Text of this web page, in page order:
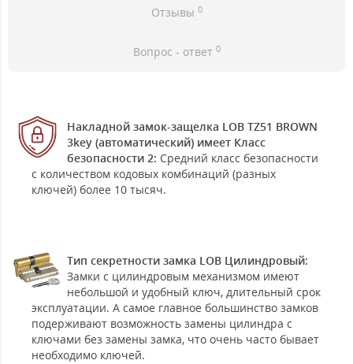
Отзывы 0
Вопрос - ответ 0
Накладной замок-защелка LOB TZ51 BROWN
3key (автоматический) имеет Класс
безопасности 2: Средний класс безопасности
с количеством кодовых комбинаций (разных
ключей) более 10 тысяч.
Тип секретности замка LOB Цилиндровый:
Замки с цилиндровым механизмом имеют
небольшой и удобный ключ, длительный срок
эксплуатации. А самое главное большинство замков
подерживают возможность замены цилиндра с
ключами без замены замка, что очень часто бывает
необходимо ключей.